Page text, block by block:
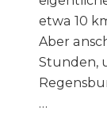
etwa 10
Aber
Stunden,
…